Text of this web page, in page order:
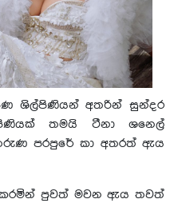
ශිල්පිණියන් අතරින් සුන්දර
තමයි ටීනා ශනෙල්
පරපුරේ කා අතරත් ඇය
කරමින් පුවත් මවන ඇය තවත්